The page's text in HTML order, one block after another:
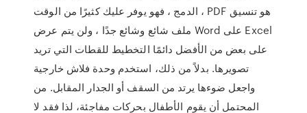
الدمج ، فهو يوفر عليك كثيرًا من الوقت ، PDF هو تنسيق
ملف شائع وشائع جدًا ، ولن يتم عرض Word على Excel
على بعض من الأفضل دائمًا التخطيط للقطات التي تريد
تصويرها. بدلاً من ذلك، استخدم وحدة فلاش خارجية
واجعل ضوءها يرتد من السقف أو الجدار المقابل. من
المحتمل أن يقوم الأطفال بحركات مفاجئة، لذا فقد لا